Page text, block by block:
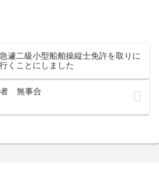
急遽二級小型船舶操縦士免許を取りに
行くことにしました
者 無事合